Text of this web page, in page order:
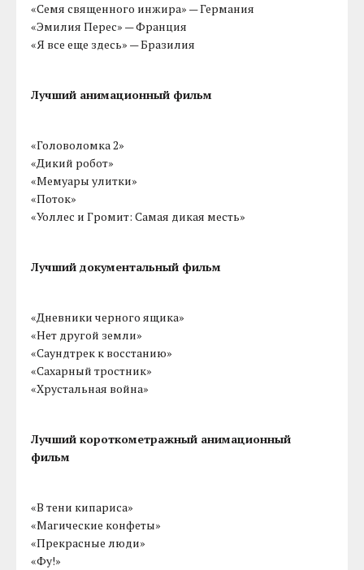
«Семя священного инжира» — Германия
«Эмилия Перес» — Франция
«Я все еще здесь» — Бразилия
Лучший анимационный фильм
«Головоломка 2»
«Дикий робот»
«Мемуары улитки»
«Поток»
«Уоллес и Громит: Самая дикая месть»
Лучший документальный фильм
«Дневники черного ящика»
«Нет другой земли»
«Саундтрек к восстанию»
«Сахарный тростник»
«Хрустальная война»
Лучший короткометражный анимационный
фильм
«В тени кипариса»
«Магические конфеты»
«Прекрасные люди»
«Фу!»